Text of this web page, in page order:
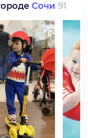
Сочи 91